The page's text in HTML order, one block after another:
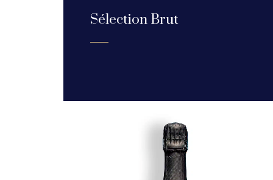
Sélection Brut